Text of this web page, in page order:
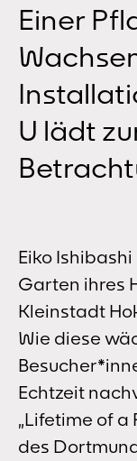
Einer
U lädt
Eiko
Garten ihres
Kleinstadt
Wie diese
Echtzeit
„Lifetime of a
des